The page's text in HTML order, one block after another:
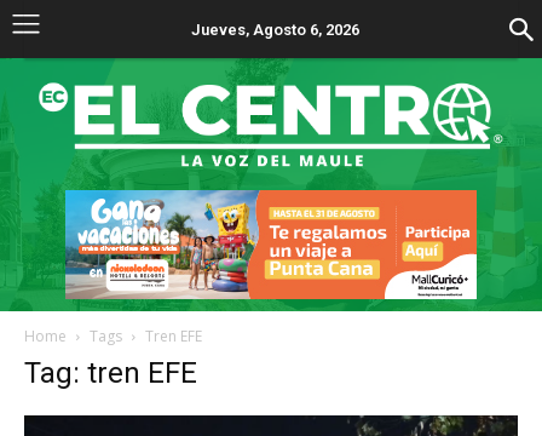
Jueves, Agosto 6, 2026
Home Tags Tren EFE
Tag: tren EFE